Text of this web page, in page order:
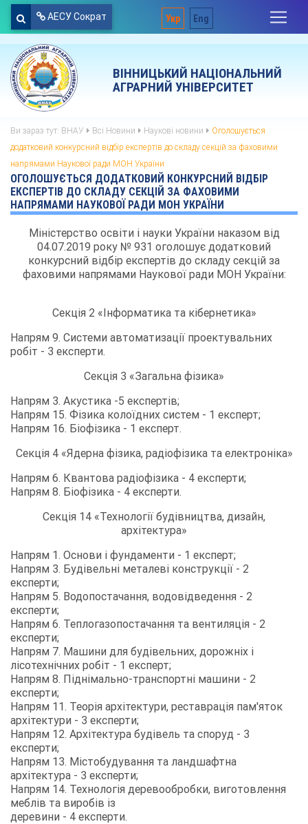
АЕСУ Сократ Укр Eng
ВІННИЦЬКИЙ НАЦІОНАЛЬНИЙ
АГРАРНИЙ УНІВЕРСИТЕТ
Ви зараз тут: ВНАУ Всі Новини Наукові новини
Оголошується
додатковий конкурсний відбір експертів до складу секцій за фаховими
напрямами Наукової ради МОН України
ОГОЛОШУЄТЬСЯ ДОДАТКОВИЙ КОНКУРСНИЙ ВІДБІР
ЕКСПЕРТІВ ДО СКЛАДУ СЕКЦІЙ ЗА ФАХОВИМИ
НАПРЯМАМИ НАУКОВОЇ РАДИ МОН УКРАЇНИ
Міністерство освіти і науки України наказом від
04.07.2019 року № 931 оголошує додатковий
конкурсний відбір експертів до складу секцій за
фаховими напрямами Наукової ради МОН України:
Секція 2 «Інформатика та кібернетика»
Напрям 9. Системи автоматизації проектувальних
робіт - 3 експерти.
Секція 3 «Загальна фізика»
Напрям 3. Акустика -5 експертів;
Напрям 15. Фізика колоїдних систем - 1 експерт;
Напрям 16. Біофізика - 1 експерт.
Секція 4 «Ядерна фізика, радіофізика та електроніка»
Напрям 6. Квантова радіофізика - 4 експерти;
Напрям 8. Біофізика - 4 експерти.
Секція 14 «Технології будівництва, дизайн,
архітектура»
Напрям 1. Основи і фундаменти - 1 експерт;
Напрям 3. Будівельні металеві конструкції - 2
експерти;
Напрям 5. Водопостачання, водовідведення - 2
експерти;
Напрям 6. Теплогазопостачання та вентиляція - 2
експерти;
Напрям 7. Машини для будівельних, дорожніх і
лісотехнічних робіт - 1 експерт;
Напрям 8. Піднімально-транспортні машини - 2
експерти;
Напрям 11. Теорія архітектури, реставрація пам'яток
архітектури - 3 експерти;
Напрям 12. Архітектура будівель та споруд - 3
експерти;
Напрям 13. Містобудування та ландшафтна
архітектура - 3 експерти;
Напрям 14. Технологія деревообробки, виготовлення
меблів та виробів із
деревини - 4 експерти.